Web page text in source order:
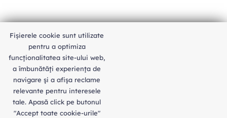
An unexpected error has occurred
Fișierele cookie sunt utilizate
pentru a optimiza
funcţionalitatea site-ului web,
a îmbunătăţi experienţa de
navigare şi a afişa reclame
relevante pentru interesele
tale. Apasă click pe butonul
"Accept toate cookie-urile"